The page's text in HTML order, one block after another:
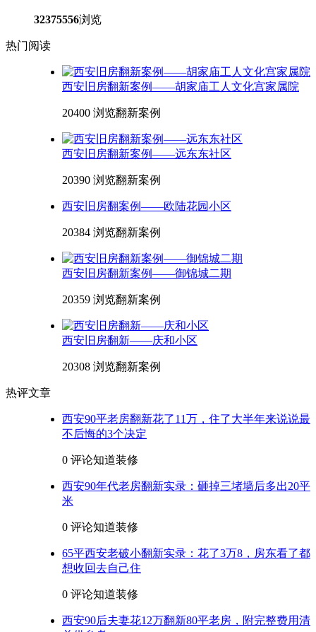
32375556浏览
热门阅读
西安旧房翻新案例——胡家庙工人文化宫家属院
20400 浏览翻新案例
西安旧房翻新案例——远东东社区
20390 浏览翻新案例
西安旧房翻案例——欧陆花园小区
20384 浏览翻新案例
西安旧房翻新案例——御锦城二期
20359 浏览翻新案例
西安旧房翻新——庆和小区
20308 浏览翻新案例
热评文章
西安90平老房翻新花了11万，住了大半年来说说最
不后悔的3个决定
0 评论知道装修
西安90年代老房翻新实录：砸掉三堵墙后多出20平
米
0 评论知道装修
65平西安老破小翻新实录：花了3万8，房东看了都
想收回去自己住
0 评论知道装修
西安90后夫妻花12万翻新80平老房，附完整费用清